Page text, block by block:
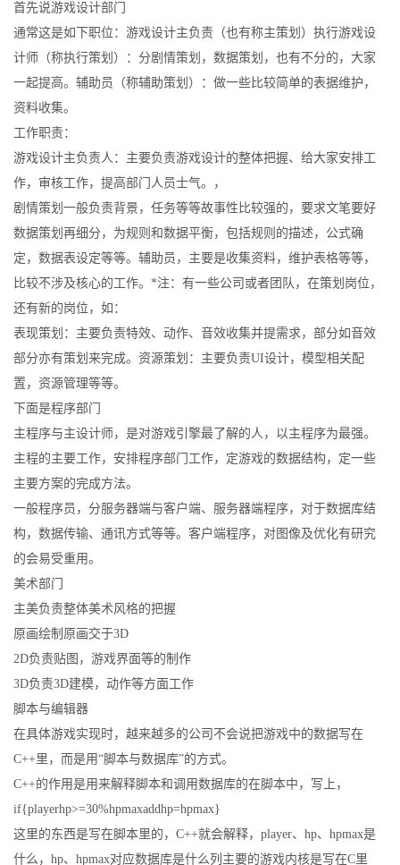
首先说游戏设计部门
通常这是如下职位：游戏设计主负责（也有称主策划）执行游戏设
计师（称执行策划）：分剧情策划，数据策划，也有不分的，大家
一起提高。辅助员（称辅助策划）：做一些比较简单的表据维护，
资料收集。
工作职责：
游戏设计主负责人：主要负责游戏设计的整体把握、给大家安排工
作，审核工作，提高部门人员士气。，
剧情策划一般负责背景，任务等等故事性比较强的，要求文笔要好
数据策划再细分，为规则和数据平衡，包括规则的描述，公式确
定，数据表设定等等。辅助员，主要是收集资料，维护表格等等，
比较不涉及核心的工作。*注：有一些公司或者团队，在策划岗位，
还有新的岗位，如：
表现策划：主要负责特效、动作、音效收集并提需求，部分如音效
部分亦有策划来完成。资源策划：主要负责UI设计，模型相关配
置，资源管理等等。
下面是程序部门
主程序与主设计师，是对游戏引擎最了解的人，以主程序为最强。
主程的主要工作，安排程序部门工作，定游戏的数据结构，定一些
主要方案的完成方法。
一般程序员，分服务器端与客户端、服务器端程序，对于数据库结
构，数据传输、通讯方式等等。客户端程序，对图像及优化有研究
的会易受重用。
美术部门
主美负责整体美术风格的把握
原画绘制原画交于3D
2D负责贴图，游戏界面等的制作
3D负责3D建模，动作等方面工作
脚本与编辑器
在具体游戏实现时，越来越多的公司不会说把游戏中的数据写在
C++里，而是用“脚本与数据库”的方式。
C++的作用是用来解释脚本和调用数据库的在脚本中，写上，
if{playerhp>=30%hpmaxaddhp=hpmax}
这里的东西是写在脚本里的，C++就会解释，player、hp、hpmax是
什么，hp、hpmax对应数据库是什么列主要的游戏内核是写在C里